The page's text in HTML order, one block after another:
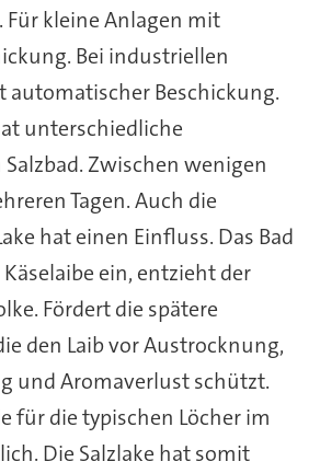
Für kleine Anlagen mit
Bei industriellen
automatischer Beschickung.
unterschiedliche
Zwischen wenigen
Tagen. Auch die
hat einen Einfluss. Das Bad
ein, entzieht der
Fördert die spätere
den Laib vor Austrocknung,
und Aromaverlust schützt.
für die typischen Löcher im
Die Salzlake hat somit